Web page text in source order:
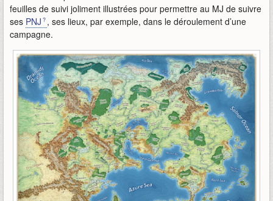
feuilles de suivi joliment illustrées pour permettre au MJ de suivre
ses PNJ , ses lieux, par exemple, dans le déroulement d’une
campagne.